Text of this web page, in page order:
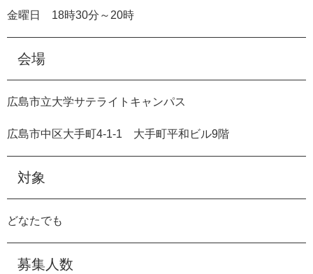
索
金曜日 18時30分～ 20時
会場
広島市立大学サテライトキャンパス
広島市中区大手町4-1-1 大手町平和ビル9階
対象
どなたでも
募集人数